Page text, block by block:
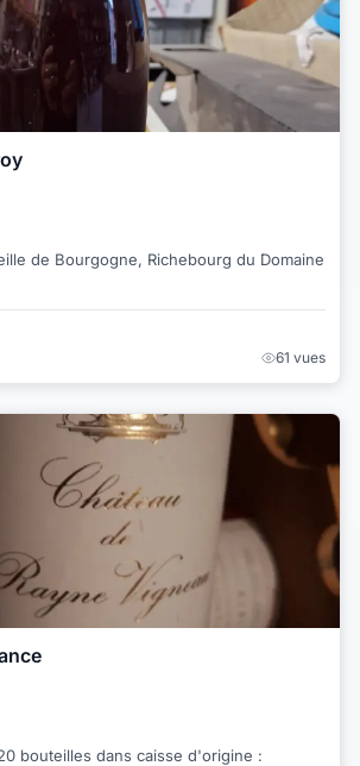
de Bourgogne, Richebourg du Domaine
61 vues
bouteilles dans caisse d'origine :